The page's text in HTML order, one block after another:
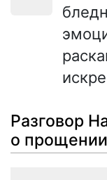
Разговор
о